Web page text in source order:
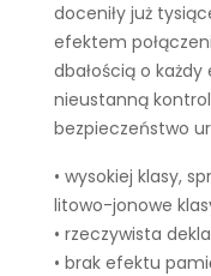
doceniły już
efektem
dbałością o
nieustanną
bezpieczeństwo
• wysokiej klasy,
litowo-jonowe
• rzeczywista
• brak efektu